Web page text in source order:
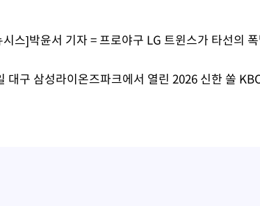
스]박윤서 기자 = 프로야구 LG 트윈스가 타선의
대구 삼성라이온즈파크에서 열린 2026 신한 쏠